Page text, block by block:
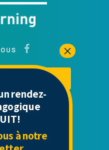
Mon espace
rendez-
à notre